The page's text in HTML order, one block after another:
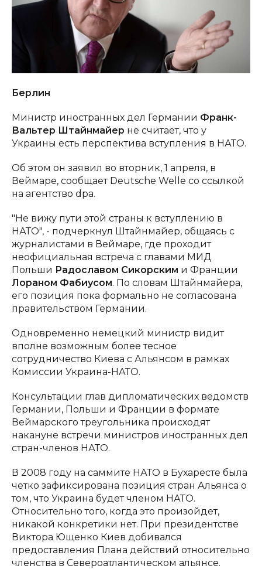
Берлин
Министр иностранных дел Германии Франк-
Вальтер Штайнмайер не считает, что у
Украины есть перспектива вступления в НАТО.
Об этом он заявил во вторник, 1 апреля, в
Веймаре, сообщает Deutsche Welle со ссылкой
на агентство dpa.
"Не вижу пути этой страны к вступлению в
НАТО", - подчеркнул Штайнмайер, общаясь с
журналистами в Веймаре, где проходит
неофициальная встреча с главами МИД
Польши Радославом Сикорским и Франции
Лораном Фабиусом. По словам Штайнмайера,
его позиция пока формально не согласована
правительством Германии.
Одновременно немецкий министр видит
вполне возможным более тесное
сотрудничество Киева с Альянсом в рамках
Комиссии Украина-НАТО.
Консультации глав дипломатических ведомств
Германии, Польши и Франции в формате
Веймарского треугольника происходят
накануне встречи министров иностранных дел
стран-членов НАТО.
В 2008 году на саммите НАТО в Бухаресте была
четко зафиксирована позиция стран Альянса о
том, что Украина будет членом НАТО.
Относительно того, когда это произойдет,
никакой конкретики нет. При президентстве
Виктора Ющенко Киев добивался
предоставления Плана действий относительно
членства в Североатлантическом альянсе.